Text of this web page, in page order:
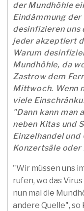
der Mundhöhle
Eindämmung
desinfizieren uns
jeder akzeptiert
Warum
Mundhöhle, da
Zastrow dem
Mittwoch. Wenn
viele
"Dann kann man
neben Kitas und
Einzelhandel
Konzertsäle oder
"Wir müssen uns
rufen, wo das
nun mal die
andere Quelle",